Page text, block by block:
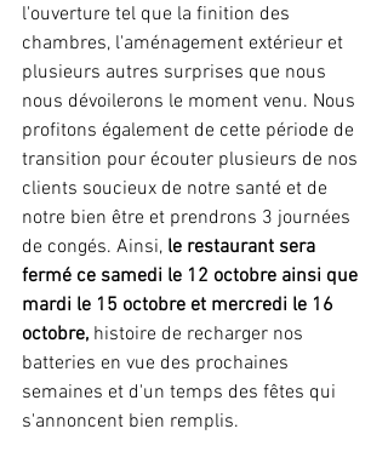
l'ouverture tel que la finition des
chambres, l'aménagement extérieur et
plusieurs autres surprises que nous
nous dévoilerons le moment venu. Nous
profitons également de cette période de
transition pour écouter plusieurs de nos
clients soucieux de notre santé et de
notre bien être et prendrons 3 journées
de congés. Ainsi, le restaurant sera
fermé ce samedi le 12 octobre ainsi que
mardi le 15 octobre et mercredi le 16
octobre, histoire de recharger nos
batteries en vue des prochaines
semaines et d'un temps des fêtes qui
s'annoncent bien remplis.